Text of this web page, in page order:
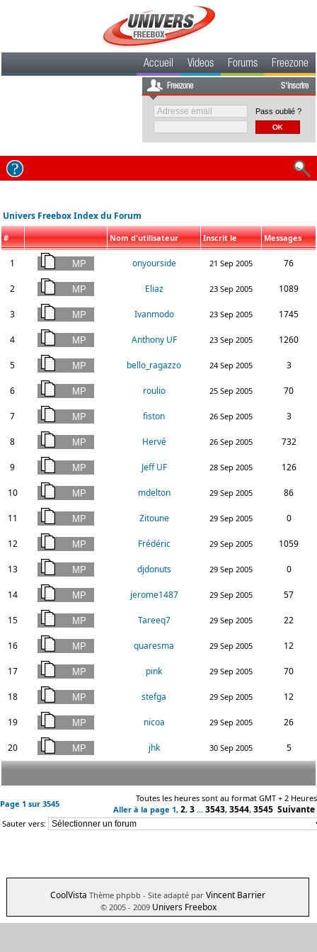
Accueil Videos Forums Freezone
Freezone S'inscrire
Pass oublié ?
Univers Freebox Index du Forum
# Nom d'utilisateur Inscrit le Messages
1 onyourside 21 Sep 2005 76
2 Eliaz 23 Sep 2005 1089
3 Ivanmodo 23 Sep 2005 1745
4 Anthony UF 23 Sep 2005 1260
5 bello_ragazzo 24 Sep 2005 3
6 roulio 25 Sep 2005 70
7 fiston 26 Sep 2005 3
8 Hervé 26 Sep 2005 732
9 Jeff UF 28 Sep 2005 126
10 mdelton 29 Sep 2005 86
11 Zitoune 29 Sep 2005 0
12 Frédéric 29 Sep 2005 1059
13 djdonuts 29 Sep 2005 0
14 jerome1487 29 Sep 2005 57
15 Tareeq7 29 Sep 2005 22
16 quaresma 29 Sep 2005 12
17 pink 29 Sep 2005 70
18 stefga 29 Sep 2005 12
19 nicoa 29 Sep 2005 26
20 jhk 30 Sep 2005 5
Page 1 sur 3545
Toutes les heures sont au format GMT + 2 Heures
Aller à la page 1, 2, 3 ... 3543, 3544, 3545 Suivante
Sauter vers:
CoolVista Thème phpbb - Site adapté par Vincent Barrier
© 2005 - 2009 Univers Freebox